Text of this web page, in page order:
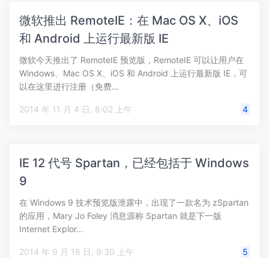
微软推出 RemoteIE：在 Mac OS X、iOS
和 Android 上运行最新版 IE
微软今天推出了 RemoteIE 预览版，RemoteIE 可以让用户在
Windows、Mac OS X、iOS 和 Android 上运行最新版 IE，可
以在这里进行注册（免费…
2014 年 11 月 4 日, 8:02 上午 4
IE 12 代号 Spartan，已经包括于 Windows
9
在 Windows 9 技术预览版泄露中，出现了一款名为 zSpartan
的应用，Mary Jo Foley 消息源称 Spartan 就是下一版
Internet Explor…
2014 年 9 月 16 日, 9:30 上午 5